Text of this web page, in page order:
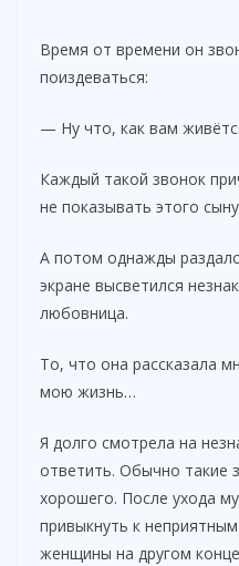
Время от времени он
поиздеваться:
— Ну что, как вам
Каждый такой звонок
не показывать этого
А потом однажды
экране высветился
любовница.
То, что она рассказала
мою жизнь…
Я долго смотрела на
ответить. Обычно такие
хорошего. После ухода
привыкнуть к
женщины на другом